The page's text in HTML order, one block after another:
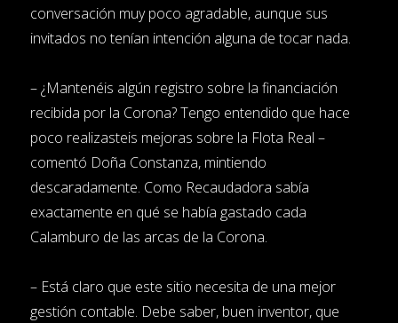
conversación muy poco agradable, aunque sus
invitados no tenían intención alguna de tocar nada.
– ¿Mantenéis algún registro sobre la financiación
recibida por la Corona? Tengo entendido que hace
poco realizasteis mejoras sobre la Flota Real –
comentó Doña Constanza, mintiendo
descaradamente. Como Recaudadora sabía
exactamente en qué se había gastado cada
Calamburo de las arcas de la Corona.
– Está claro que este sitio necesita de una mejor
gestión contable. Debe saber, buen inventor, que